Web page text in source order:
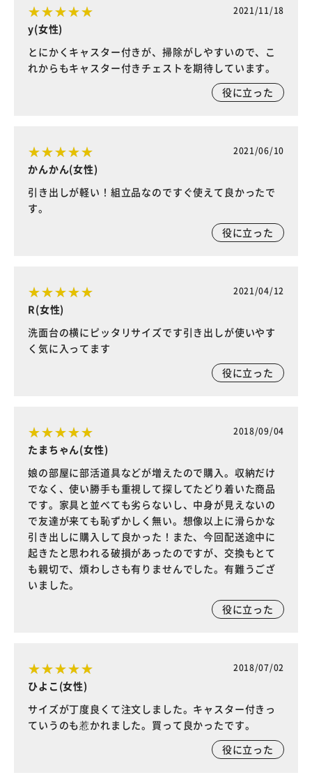
2021/11/18
y(女性)
とにかくキャスター付きが、掃除がしやすいので、こ
れからもキャスター付きチェストを期待しています。
役に立った
2021/06/10
かんかん(女性)
引き出しが軽い！組立品なのですぐ使えて良かったで
す。
役に立った
2021/04/12
R(女性)
洗面台の横にピッタリサイズです引き出しが使いやす
く気に入ってます
役に立った
2018/09/04
たまちゃん(女性)
娘の部屋に部活道具などが増えたので購入。収納だけ
でなく、使い勝手も重視して探してたどり着いた商品
です。家具と並べても劣らないし、中身が見えないの
で友達が来ても恥ずかしく無い。想像以上に滑らかな
引き出しに購入して良かった！また、今回配送途中に
起きたと思われる破損があったのですが、交換もとて
も親切で、煩わしさも有りませんでした。有難うござ
いました。
役に立った
2018/07/02
ひよこ(女性)
サイズが丁度良くて注文しました。キャスター付きっ
ていうのも惹かれました。買って良かったです。
役に立った